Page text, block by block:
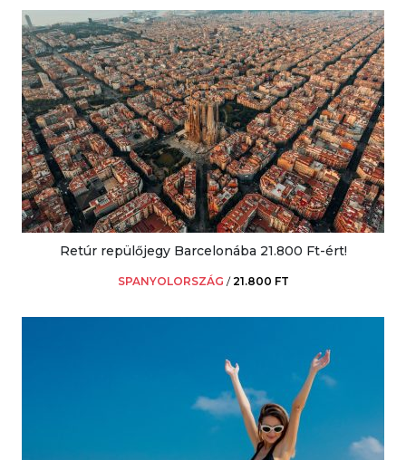
Retúr repülőjegy Barcelonába 21.800 Ft-ért!
SPANYOLORSZÁG /21.800 FT